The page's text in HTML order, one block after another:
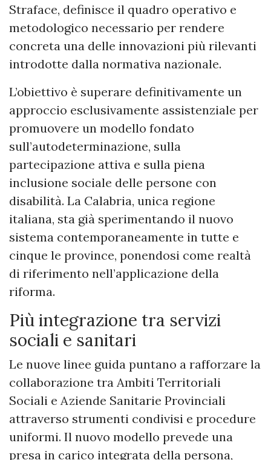
Straface, definisce il quadro operativo e
metodologico necessario per rendere
concreta una delle innovazioni più rilevanti
introdotte dalla normativa nazionale.
L’obiettivo è superare definitivamente un
approccio esclusivamente assistenziale per
promuovere un modello fondato
sull’autodeterminazione, sulla
partecipazione attiva e sulla piena
inclusione sociale delle persone con
disabilità. La Calabria, unica regione
italiana, sta già sperimentando il nuovo
sistema contemporaneamente in tutte e
cinque le province, ponendosi come realtà
di riferimento nell’applicazione della
riforma.
Più integrazione tra servizi
sociali e sanitari
Le nuove linee guida puntano a rafforzare la
collaborazione tra Ambiti Territoriali
Sociali e Aziende Sanitarie Provinciali
attraverso strumenti condivisi e procedure
uniformi. Il nuovo modello prevede una
presa in carico integrata della persona,